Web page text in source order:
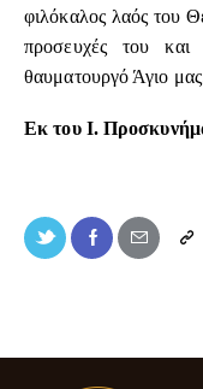
φιλόκαλος λαός του
προσευχές του
θαυματουργό Άγιο
Εκ του Ι.